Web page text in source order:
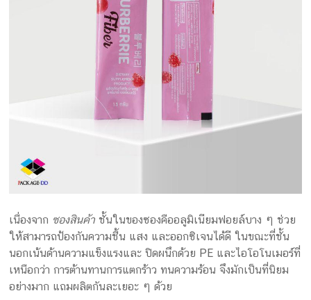
เนื่องจาก ซองสินค้า ชั้นในของซองคืออลูมิเนียมฟอยล์บาง ๆ ช่วย
ให้สามารถป้องกันความชื้น แสง และออกซิเจนได้ดี ในขณะที่ชั้น
นอกเน้นด้านความแข็งแรงและ ปิดผนึกด้วย PE และไอโอโนเมอร์ที่
เหนือกว่า การต้านทานการแตกร้าว ทนความร้อน จึงมักเป็นที่นิยม
อย่างมาก แถมผลิตกันละเยอะ ๆ ด้วย